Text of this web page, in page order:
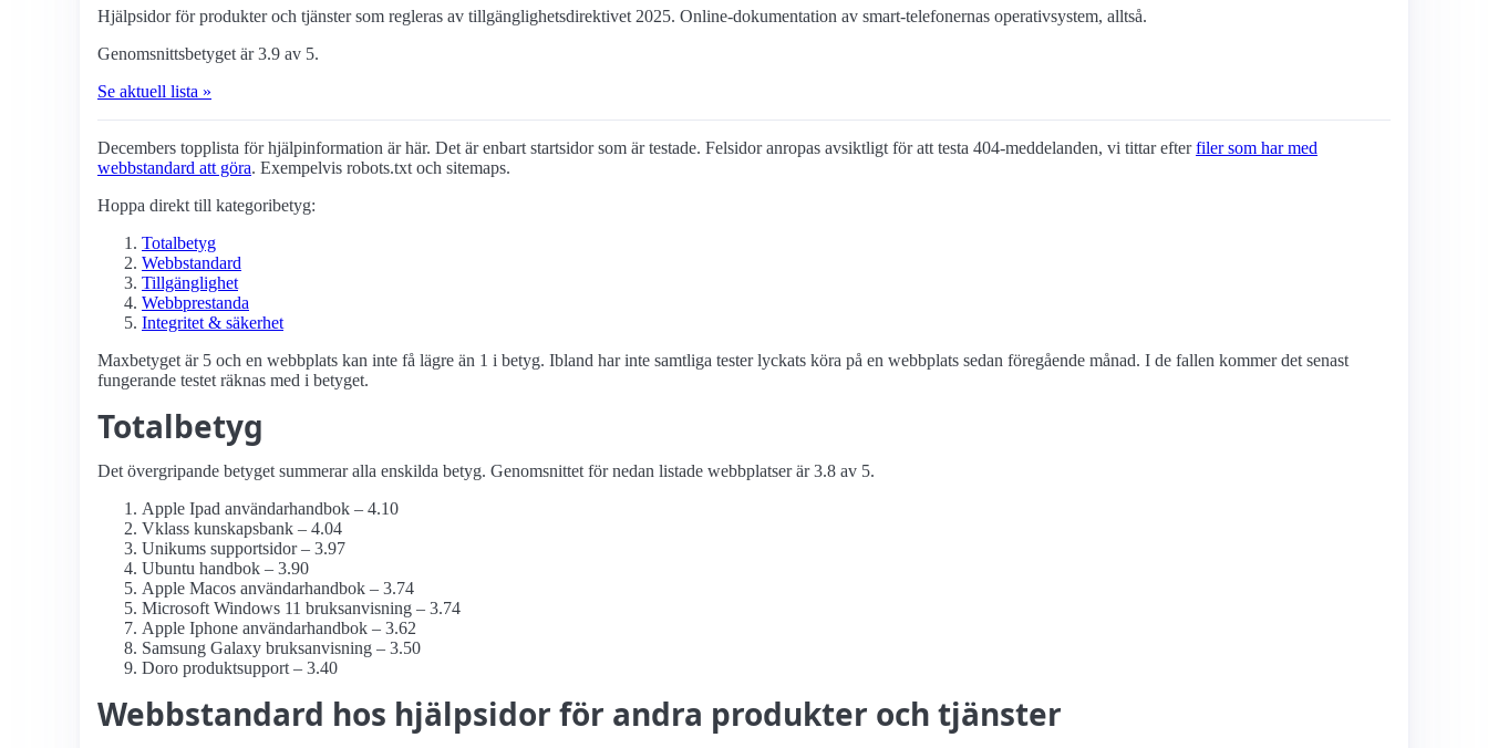
Hjälpsidor för produkter och tjänster som regleras av tillgänglighetsdirektivet 2025. Online-dokumentation av smart-telefonernas operativsystem, alltså.
Genomsnittsbetyget är 3.9 av 5.
Se aktuell lista »
Decembers topplista för hjälpinformation är här. Det är enbart startsidor som är testade. Felsidor anropas avsiktligt för att testa 404-meddelanden, vi tittar efterfiler som har med
webbstandard att göra. Exempelvis robots.txt och sitemaps.
Hoppa direkt till kategoribetyg:
Totalbetyg
Webbstandard
Tillgänglighet
Webbprestanda
Integritet & säkerhet
Maxbetyget är 5 och en webbplats kan inte få lägre än 1 i betyg. Ibland har inte samtliga tester lyckats köra på en webbplats sedan föregående månad. I de fallen kommer det senast
fungerande testet räknas med i betyget.
Totalbetyg
Det övergripande betyget summerar alla enskilda betyg. Genomsnittet för nedan listade webbplatser är 3.8 av 5.
Apple Ipad användarhandbok – 4.10
Vklass kunskapsbank – 4.04
Unikums supportsidor – 3.97
Ubuntu handbok – 3.90
Apple Macos användarhandbok – 3.74
Microsoft Windows 11 bruksanvisning – 3.74
Apple Iphone användarhandbok – 3.62
Samsung Galaxy bruksanvisning – 3.50
Doro produktsupport – 3.40
Webbstandard hos hjälpsidor för andra produkter och tjänster